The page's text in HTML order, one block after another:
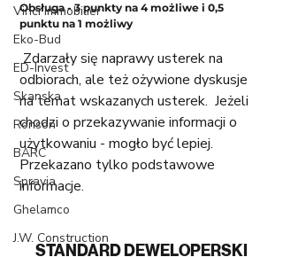
Vinci Immobilier
Eko-Bud
ED-Invest
Skanska
Ronson
BARC
Spravia
Ghelamco
J.W. Construction
Obsługa - 3 punkty na 4 możliwe i 0,5
punktu na 1 możliwy
Zdarzały się naprawy usterek na
odbiorach, ale też ożywione dyskusje
na temat wskazanych usterek.  Jeżeli
chodzi o przekazywanie informacji o
użytkowaniu - mogło być lepiej.
Przekazano tylko podstawowe
informacje.
STANDARD DEWELOPERSKI